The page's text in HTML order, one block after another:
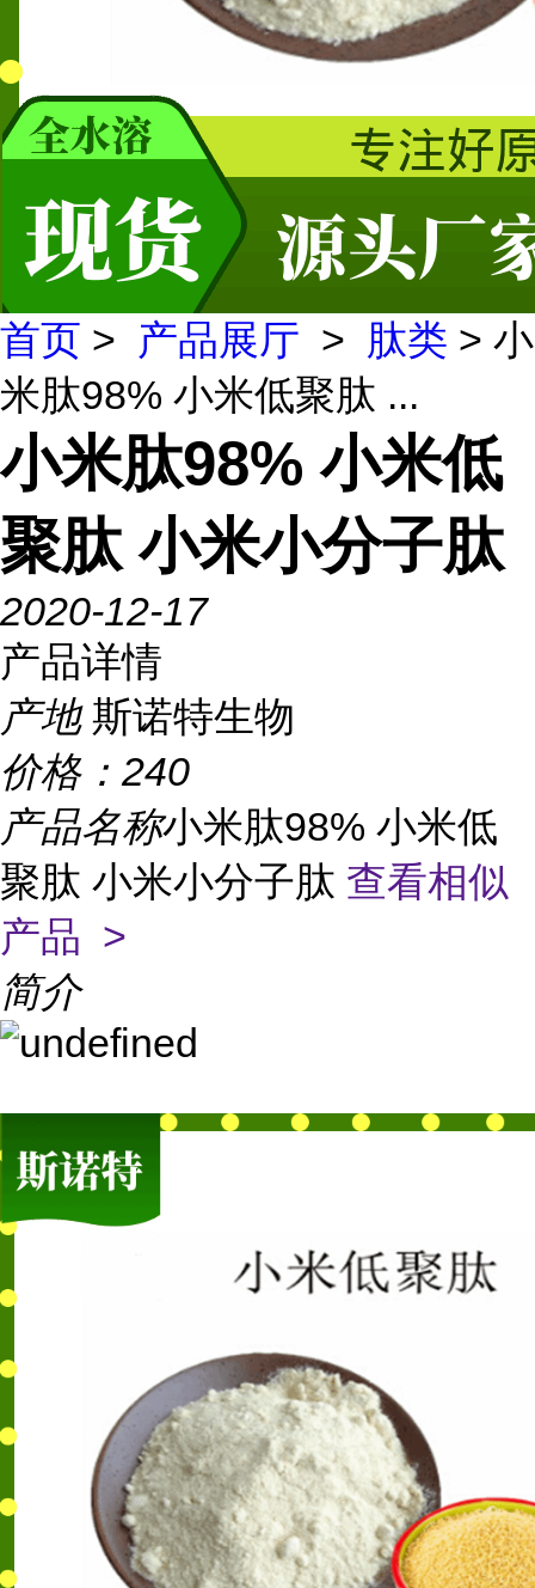
首页 > 产品展厅 > 肽类 > 小
米肽98% 小米低聚肽 ...
小米肽98% 小米低
聚肽 小米小分子肽
2020-12-17
产品详情
产地 斯诺特生物
价格： 240
产品名称小米肽98% 小米低
聚肽 小米小分子肽 查看相似
产品 >
简介